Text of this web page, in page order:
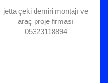
jetta çeki demiri montajı ve
araç proje firması
05323118894